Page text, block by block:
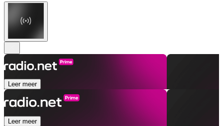
Leer meer
Leer meer